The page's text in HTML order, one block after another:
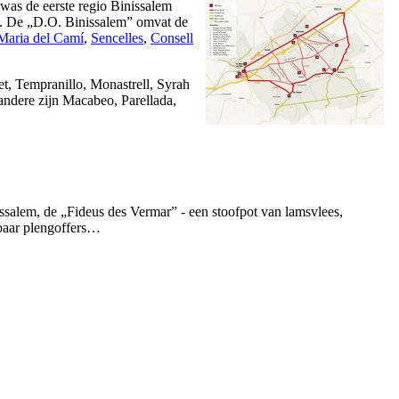
de eerste regio Binissalem
. De „D.O. Binissalem” omvat de
del Camí, Sencelles, Consell
Tempranillo, Monastrell, Syrah
zijn Macabeo, Parellada,
, de „Fideus des Vermar” - een stoofpot van lamsvlees,
plengoffers…